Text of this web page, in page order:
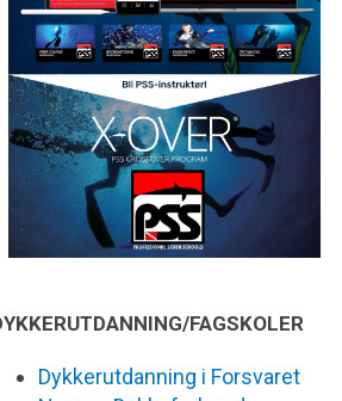
FAGSKOLER
Dykkerutdanning i Forsvaret